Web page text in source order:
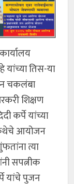
यांच्या तिस-या
चकलंबा
शिक्षण
कर्पे यांच्या
आयोजन
त्या
सपत्नीक
यांचे पुजन